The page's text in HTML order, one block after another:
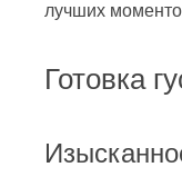
лучших
Готовка